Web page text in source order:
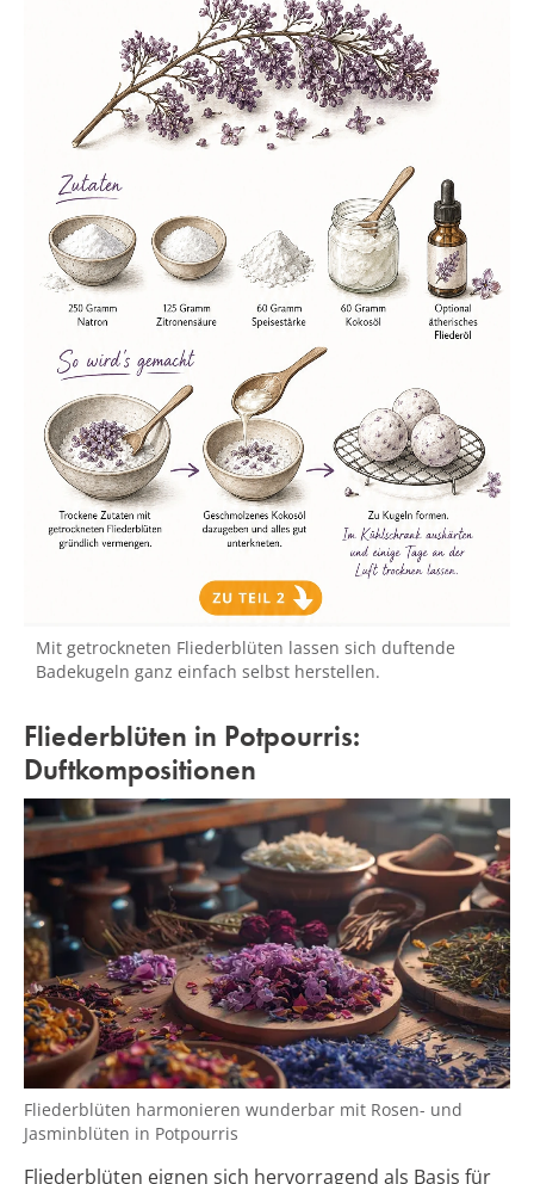
Mit getrockneten Fliederblüten lassen sich duftende
Badekugeln ganz einfach selbst herstellen.
Fliederblüten in Potpourris:
Duftkompositionen
Fliederblüten harmonieren wunderbar mit Rosen- und
Jasminblüten in Potpourris
Fliederblüten eignen sich hervorragend als Basis für